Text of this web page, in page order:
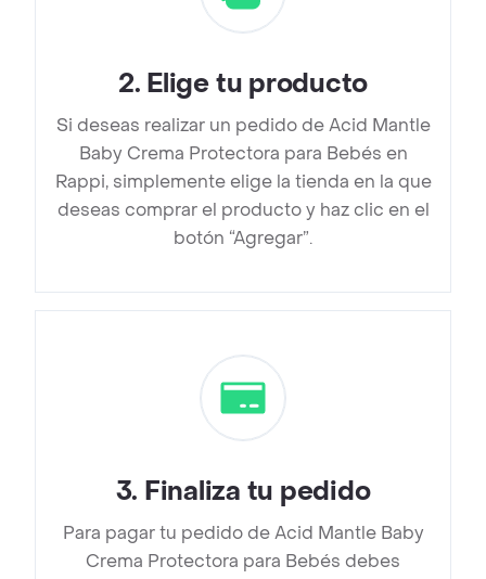
2. Elige tu producto
Si deseas realizar un pedido de Acid Mantle
Baby Crema Protectora para Bebés en
Rappi, simplemente elige la tienda en la que
deseas comprar el producto y haz clic en el
botón “Agregar”.
3. Finaliza tu pedido
Para pagar tu pedido de Acid Mantle Baby
Crema Protectora para Bebés debes